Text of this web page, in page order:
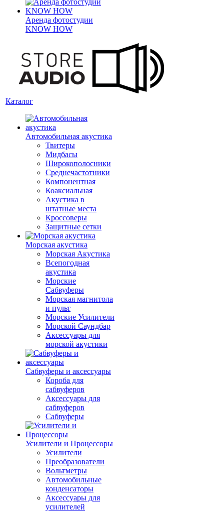
Аренда фотостудии
KNOW HOW
Каталог
Автомобильная акустика
Твитеры
Мидбасы
Широкополосники
Среднечастотники
Компонентная
Коаксиальная
Акустика в
штатные места
Кроссоверы
Защитные сетки
Морская акустика
Морская Акустика
Всепогодная
акустика
Морские
Сабвуферы
Морская магнитола
и пульт
Морские Усилители
Морской Cаундбар
Аксессуары для
морской акустики
Сабвуферы и аксессуары
Короба для
сабвуферов
Аксессуары для
сабвуферов
Сабвуферы
Усилители и Процессоры
Усилители
Преобразователи
Вольтметры
Автомобильные
конденсаторы
Аксессуары для
усилителей